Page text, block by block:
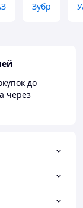
Зубр
до
через